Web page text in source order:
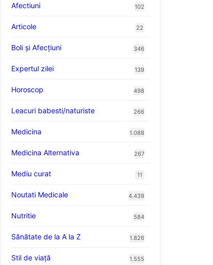
Afectiuni
102
Articole 22
Boli și Afecțiuni 346
Expertul zilei 139
Horoscop 498
Leacuri babesti/naturiste 266
Medicina 1.088
Medicina Alternativa 267
Mediu curat 11
Noutati Medicale 4.439
Nutritie 584
Sănătate de la A la Z 1.826
Stil de viaţă 1.555